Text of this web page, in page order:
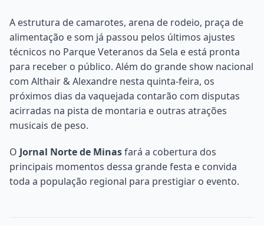
A estrutura de camarotes, arena de rodeio, praça de
alimentação e som já passou pelos últimos ajustes
técnicos no Parque Veteranos da Sela e está pronta
para receber o público. Além do grande show nacional
com Althair & Alexandre nesta quinta-feira, os
próximos dias da vaquejada contarão com disputas
acirradas na pista de montaria e outras atrações
musicais de peso.
O Jornal Norte de Minasfará a cobertura dos
principais momentos dessa grande festa e convida
toda a população regional para prestigiar o evento.